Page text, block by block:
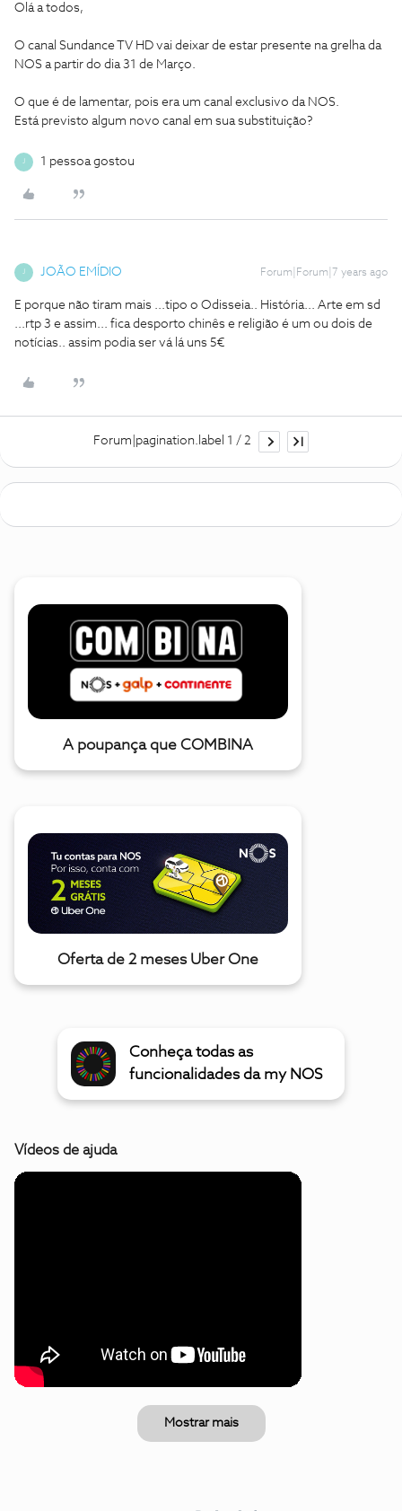
Olá a todos,
O canal Sundance TV HD vai deixar de estar presente na grelha da
NOS a partir do dia 31 de Março.
O que é de lamentar, pois era um canal exclusivo da NOS.
Está previsto algum novo canal em sua substituição?
J 1 pessoa gostou
J JOÃO EMÍDIO Forum|Forum|7 years ago
E porque não tiram mais ...tipo o Odisseia.. História... Arte em sd
...rtp 3 e assim... fica desporto chinês e religião é um ou dois de
notícias.. assim podia ser vá lá uns 5€
Forum|pagination.label 1 / 2
A poupança que COMBINA
Oferta de 2 meses Uber One
Conheça todas as
funcionalidades da my NOS
Vídeos de ajuda
Mostrar mais